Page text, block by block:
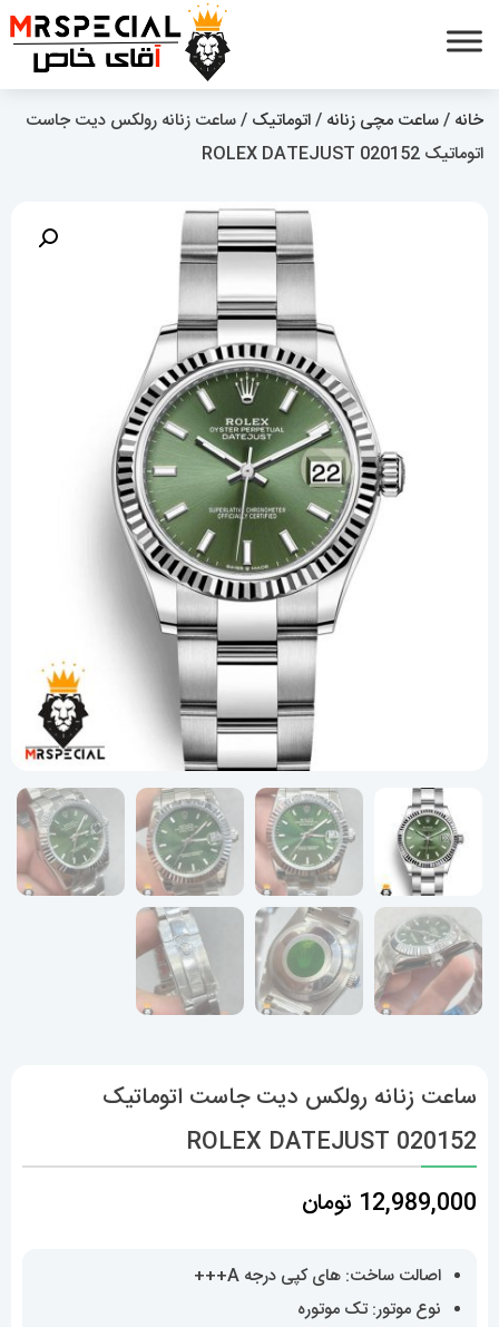
خانه /ساعت مچی زنانه /اتوماتیک / ساعت زنانه رولکس دیت جاست
اتوماتیک 020152 ROLEX DATEJUST
ساعت زنانه رولکس دیت جاست اتوماتیک
020152 ROLEX DATEJUST
12,989,000 تومان
اصالت ساخت: های کپی درجه A+++
نوع موتور: تک موتوره